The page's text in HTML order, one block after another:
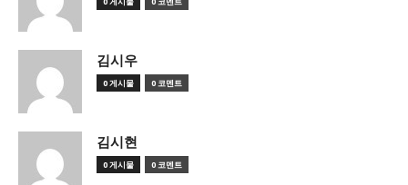
김시우
0 게시물 0 코멘트
김시현
0 게시물 0 코멘트